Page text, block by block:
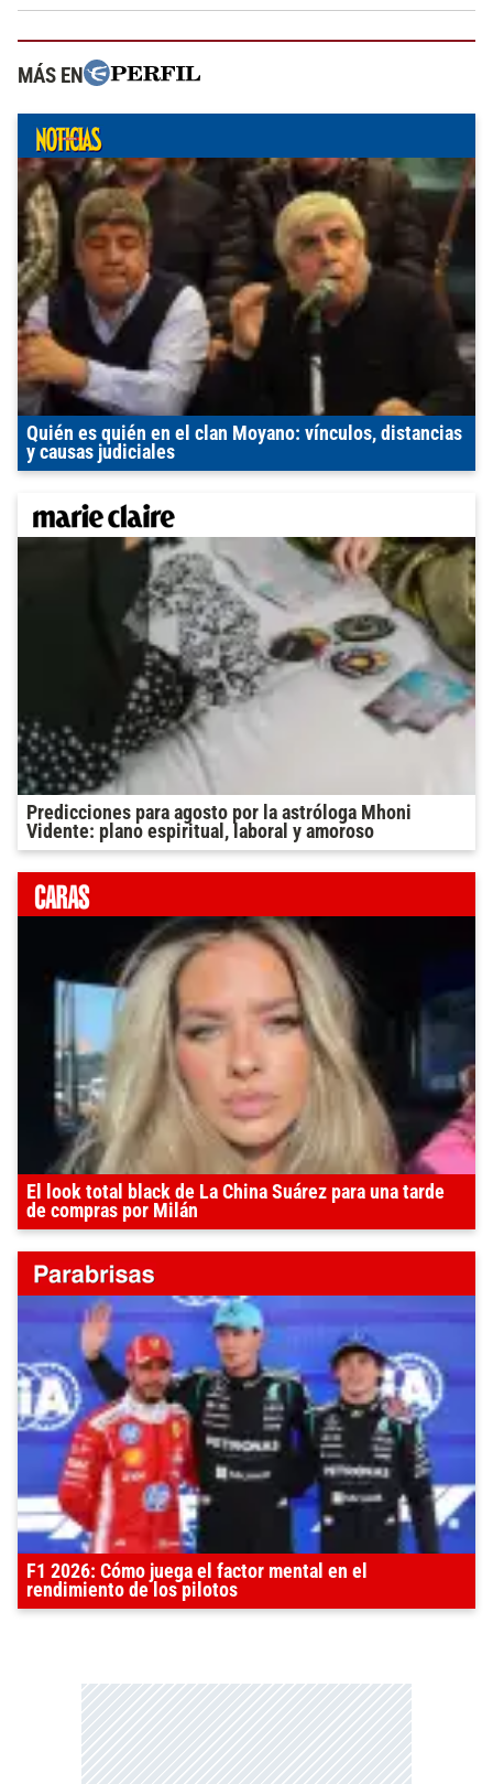
MÁS EN
Quién es quién en el clan Moyano: vínculos, distancias
y causas judiciales
Predicciones para agosto por la astróloga Mhoni
Vidente: plano espiritual, laboral y amoroso
El look total black de La China Suárez para una tarde
de compras por Milán
F1 2026: Cómo juega el factor mental en el
rendimiento de los pilotos